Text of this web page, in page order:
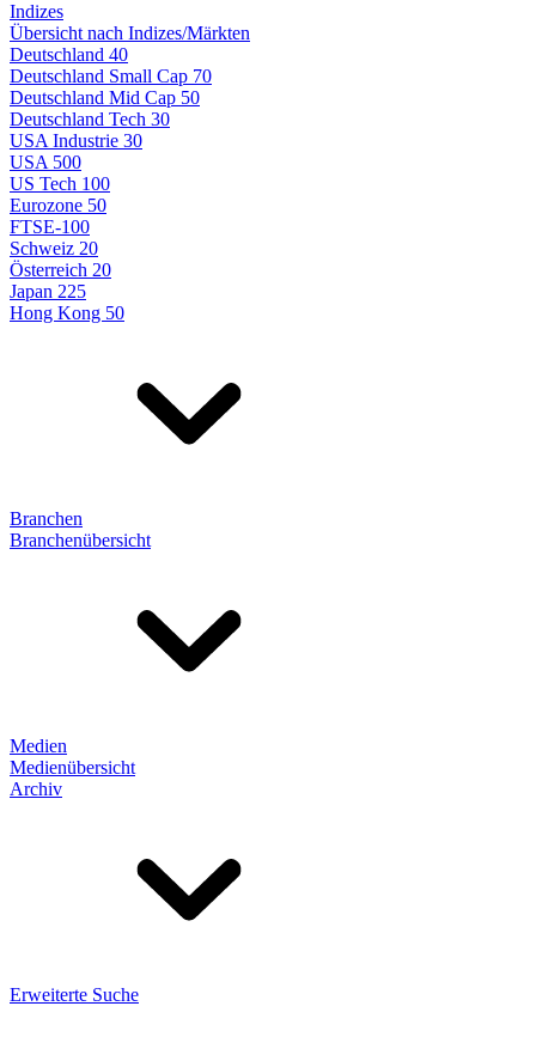
Indizes
Übersicht nach Indizes/Märkten
Deutschland 40
Deutschland Small Cap 70
Deutschland Mid Cap 50
Deutschland Tech 30
USA Industrie 30
USA 500
US Tech 100
Eurozone 50
FTSE-100
Schweiz 20
Österreich 20
Japan 225
Hong Kong 50
Branchen
Branchenübersicht
Medien
Medienübersicht
Archiv
Erweiterte Suche